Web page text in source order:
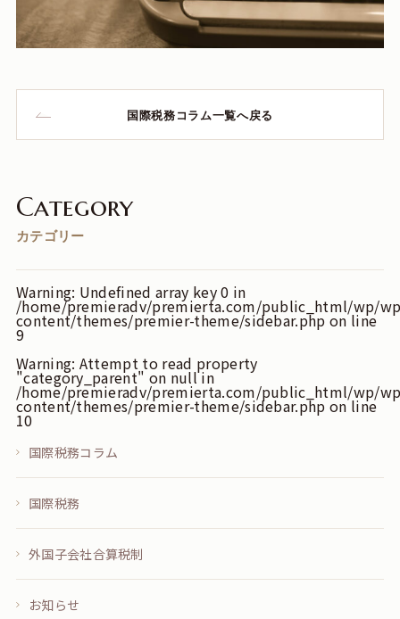
国際税務コラム一覧へ戻る
Category
カテゴリー
Warning: Undefined array key 0 in
/home/premieradv/premierta.com/public_html/wp/
content/themes/premier-theme/sidebar.php on line
9
Warning: Attempt to read property
"category_parent" on null in
/home/premieradv/premierta.com/public_html/wp/
content/themes/premier-theme/sidebar.php on line
10
国際税務コラム
国際税務
外国子会社合算税制
お知らせ